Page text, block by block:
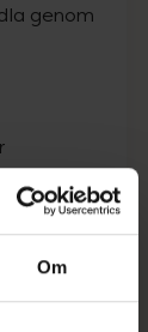
Om
genom